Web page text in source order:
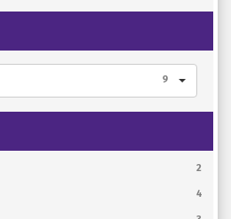
9
2
4